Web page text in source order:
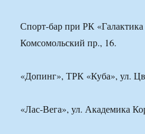
Спорт-бар при РК «Галактика
Комсомольский пр., 16.
«Допинг», ТРК «Куба», ул.
«Лас-Вега», ул. Академика